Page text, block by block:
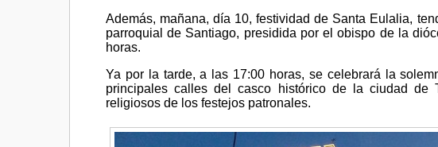
Además, mañana, día 10, festividad de Santa Eulalia,
parroquial de Santiago, presidida por el obispo de la
horas.
Ya por la tarde, a las 17:00 horas, se celebrará la
principales calles del casco histórico de la ciudad de
religiosos de los festejos patronales.